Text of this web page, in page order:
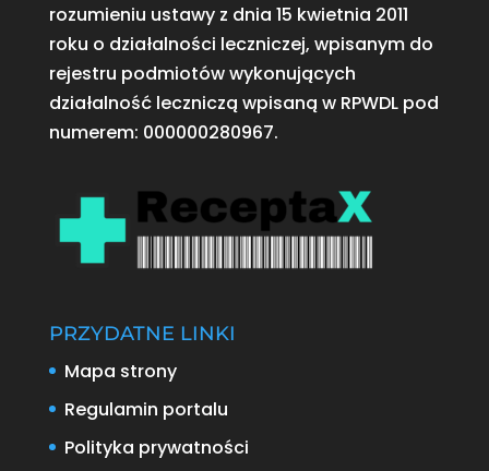
rozumieniu ustawy z dnia 15 kwietnia 2011
roku o działalności leczniczej, wpisanym do
rejestru podmiotów wykonujących
działalność leczniczą wpisaną w RPWDL pod
numerem: 000000280967.
PRZYDATNE LINKI
Mapa strony
Regulamin portalu
Polityka prywatności